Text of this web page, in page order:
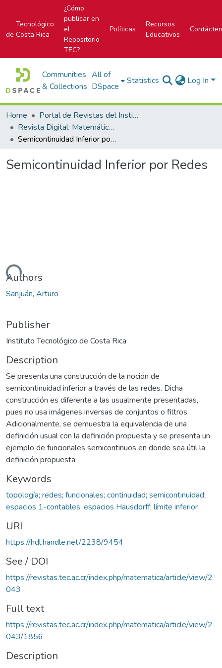
Tecnológico
de Costa Rica
¿Cómo
publicar en
el
Repositorio
TEC?
Políticas
Recursos
Educativos
Communities
& Collections
All of
DSpace
Statistics Log In
Home
Portal de Revistas del Instituto Tecnológico de Costa Rica
Revista Digital: Matemática, Educación e Internet
Semicontinuidad Inferior por Redes
Semicontinuidad Inferior por Redes
Authors
Sanjuán, Arturo
Publisher
Instituto Tecnológico de Costa Rica
Description
Se presenta una construcción de la noción de
semicontinuidad inferior a través de las redes. Dicha
construcción es diferente a las usualmente presentadas,
pues no usa imágenes inversas de conjuntos o filtros.
Adicionalmente, se demuestra la equivalencia de una
definición usual con la definición propuesta y se presenta un
ejemplo de funcionales semicontinuos en donde sea útil la
definición propuesta.
Keywords
topología; redes; funcionales; continuidad; semicontinuidad;
espacios 1-contables; espacios Hausdorff; límite inferior
URI
https://hdl.handle.net/2238/9454
See / DOI
https://revistas.tec.ac.cr/index.php/matematica/article/view/2
043
Full text
https://revistas.tec.ac.cr/index.php/matematica/article/view/2
043/1856
Description